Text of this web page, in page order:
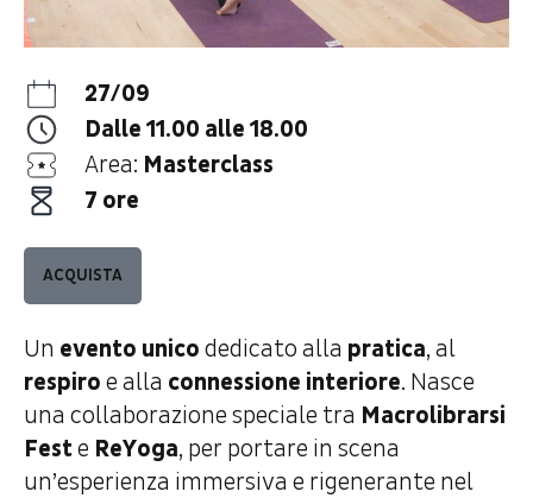
27/09
Dalle 11.00 alle 18.00
Area: Masterclass
7 ore
ACQUISTA
Un evento unico dedicato alla pratica, al
respiro e alla connessione interiore. Nasce
una collaborazione speciale tra Macrolibrarsi
Feste ReYoga, per portare in scena
un’esperienza immersiva e rigenerante nel